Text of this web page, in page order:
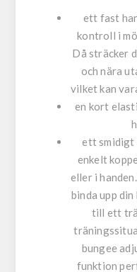
ett fast
kontroll i
Då sträcker
och nära
vilket kan
en kort
ett smidigt
enkelt
eller i
binda upp
till ett
bungee
funktion